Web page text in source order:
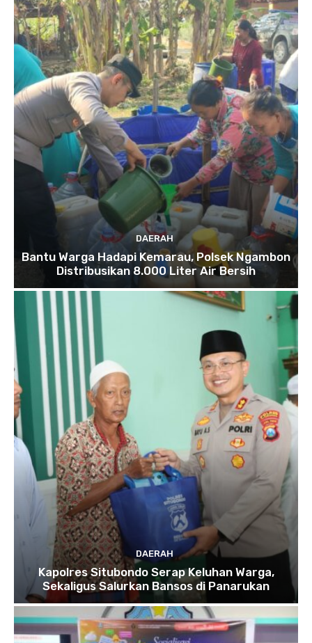
DAERAH
Bantu Warga Hadapi Kemarau, Polsek Ngambon
Distribusikan 8.000 Liter Air Bersih
DAERAH
Kapolres Situbondo Serap Keluhan Warga,
Sekaligus Salurkan Bansos di Panarukan